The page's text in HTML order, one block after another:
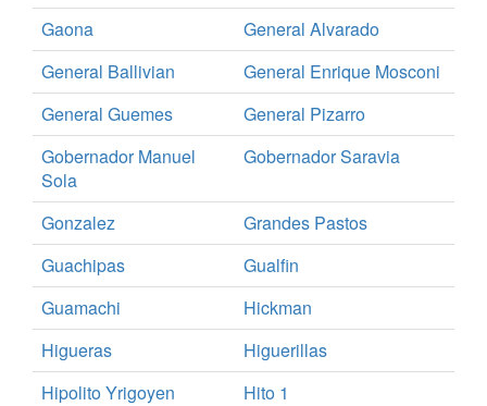
Gaona
General Alvarado
General Ballivian
General Enrique Mosconi
General Guemes
General Pizarro
Gobernador Manuel
Sola
Gobernador Saravia
Gonzalez
Grandes Pastos
Guachipas
Gualfin
Guamachi
Hickman
Higueras
Higuerillas
Hipolito Yrigoyen
Hito 1